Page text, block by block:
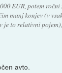
EUR, potem
manj konjev (v
je to relativni pojem),
avto.